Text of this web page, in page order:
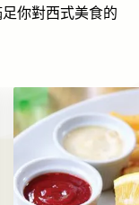
你對西式美食的